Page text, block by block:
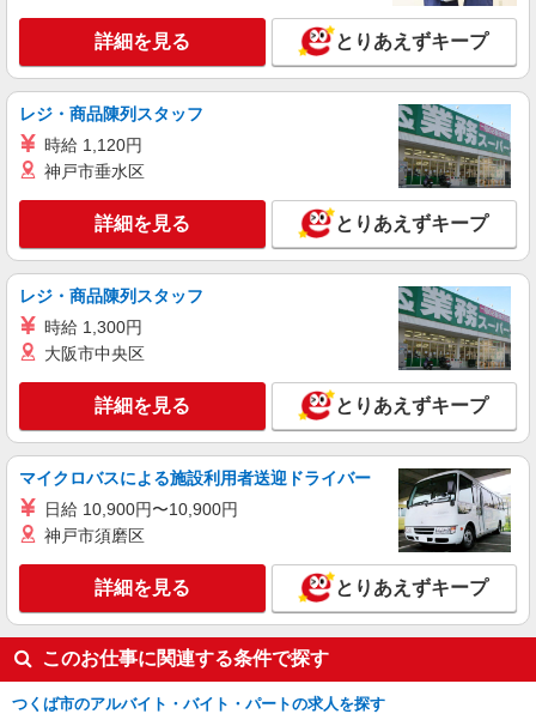
［契約社員］月給210,000円〜300,000円 ※経
験・能力により優遇します ※経験により異なる
茨城県つくば市研究学園5丁目19番 イーアス
キープ 詳細を見る
MOVIXつくば
接客・販売スタッフ
［アルバイト］時給1,080円 ※22:00以降は時
茨城県つくば市研究学園5丁目19番 イーアス
キープ 詳細を見る
詳細を見る とりあえずキープ
レジ・商品陳列スタッフ
時給 1,120円
神戸市垂水区
詳細を見る とりあえずキープ
レジ・商品陳列スタッフ
時給 1,300円
大阪市中央区
詳細を見る とりあえずキープ
マイクロバスによる施設利用者送迎ドライバー
日給 10,900円〜10,900円
神戸市須磨区
詳細を見る とりあえずキープ
このお仕事に関連する条件で探す
つくば市のアルバイト・バイト・パートの求人を探す